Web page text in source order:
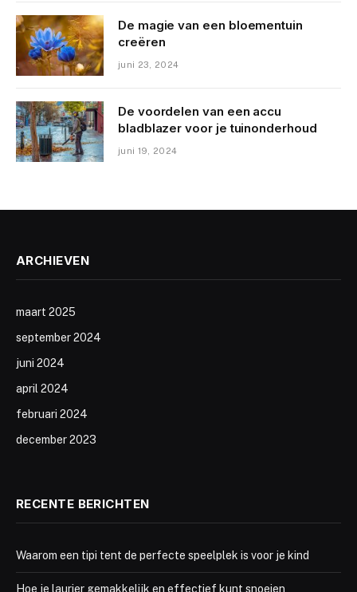
De magie van een bloementuin
creëren
juni 23, 2024
De voordelen van een accu
bladblazer voor je tuinonderhoud
juni 19, 2024
ARCHIEVEN
maart 2025
september 2024
juni 2024
april 2024
februari 2024
december 2023
RECENTE BERICHTEN
Waarom een tipi tent de perfecte speelplek is voor je kind
Hoe je laurier gemakkelijk en effectief kunt snoeien